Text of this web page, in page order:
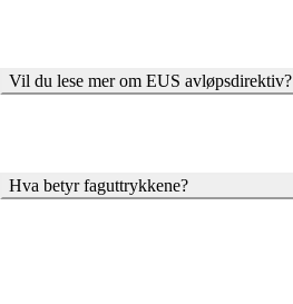
Vil du lese mer om EUS avløpsdirektiv?
Hva betyr faguttrykkene?